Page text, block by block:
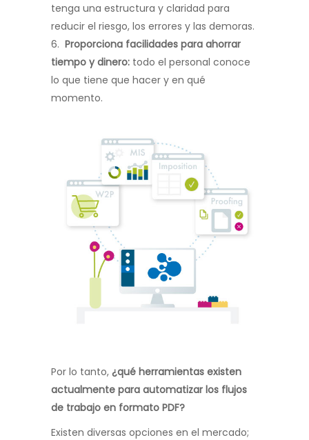
tenga una estructura y claridad para
reducir el riesgo, los errores y las demoras.
Proporciona facilidades para ahorrar
tiempo y dinero: todo el personal conoce
lo que tiene que hacer y en qué
momento.
Por lo tanto, ¿qué herramientas existen
actualmente para automatizar los flujos
de trabajo en formato PDF?
Existen diversas opciones en el mercado;